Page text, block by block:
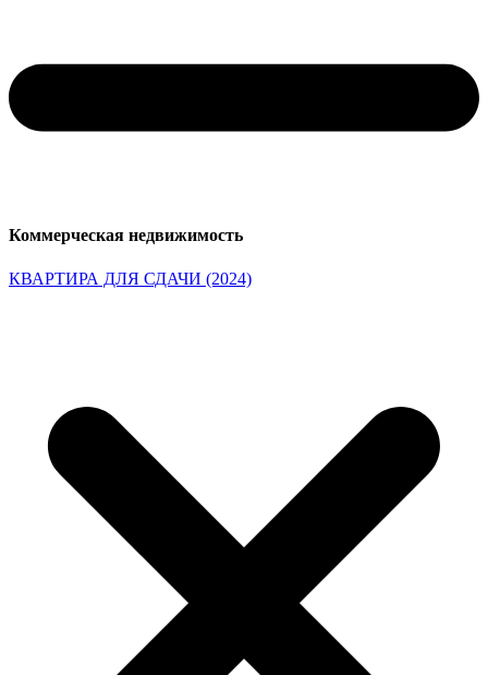
Коммерческая недвижимость
КВАРТИРА ДЛЯ СДАЧИ (2024)